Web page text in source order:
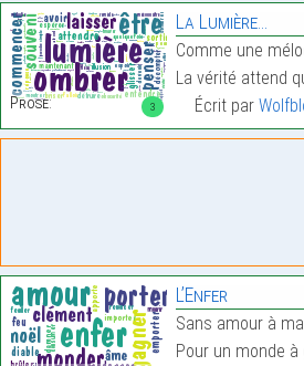
3
Prose:
La Lumière…
Comme une
La vérité attend
Écrit par
L’Enfer
Sans amour à
Pour un monde à